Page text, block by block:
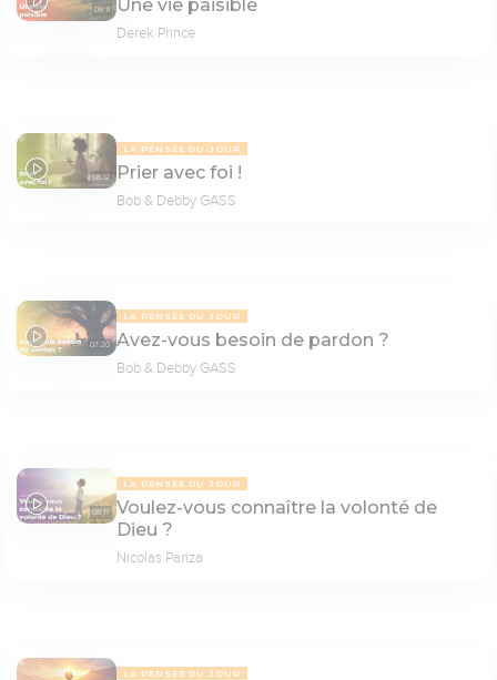
08:11 Une vie paisible
Derek Prince
08:12
LA PENSÉE DU JOUR
Prier avec foi !
Bob & Debby GASS
07:20
LA PENSÉE DU JOUR
Avez-vous besoin de pardon ?
Bob & Debby GASS
08:17
LA PENSÉE DU JOUR
Voulez-vous connaître la volonté de
Dieu ?
Nicolas Panza
LA PENSÉE DU JOUR